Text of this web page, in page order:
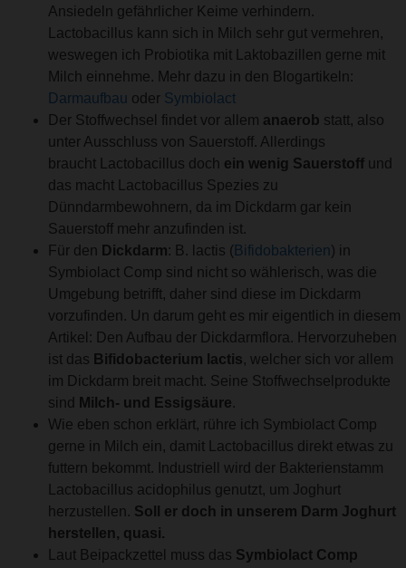
Ansiedeln gefährlicher Keime verhindern.
Lactobacillus kann sich in Milch sehr gut vermehren,
weswegen ich Probiotika mit Laktobazillen gerne mit
Milch einnehme. Mehr dazu in den Blogartikeln:
Darmaufbau oder Symbiolact
Der Stoffwechsel findet vor allem anaerob statt, also
unter Ausschluss von Sauerstoff. Allerdings
braucht Lactobacillus doch ein wenig Sauerstoff und
das macht Lactobacillus Spezies zu
Dünndarmbewohnern, da im Dickdarm gar kein
Sauerstoff mehr anzufinden ist.
Für den Dickdarm: B. lactis (Bifidobakterien) in
Symbiolact Comp sind nicht so wählerisch, was die
Umgebung betrifft, daher sind diese im Dickdarm
vorzufinden. Un darum geht es mir eigentlich in diesem
Artikel: Den Aufbau der Dickdarmflora. Hervorzuheben
ist das Bifidobacterium lactis, welcher sich vor allem
im Dickdarm breit macht. Seine Stoffwechselprodukte
sind
Milch- und Essigsäure.
Wie eben schon erklärt, rühre ich Symbiolact Comp
gerne in Milch ein, damit Lactobacillus direkt etwas zu
futtern bekommt. Industriell wird der Bakterienstamm
Lactobacillus acidophilus genutzt, um Joghurt
herzustellen. Soll er doch in unserem Darm Joghurt
herstellen, quasi.
Laut Beipackzettel muss das Symbiolact Comp